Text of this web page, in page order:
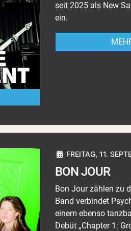
seit 2025 als New
ein.
FREITAG, 11.
BON JOUR
Bon Jour zählen zu
Band verbindet
einem ebenso
Debüt „Chapter 1: